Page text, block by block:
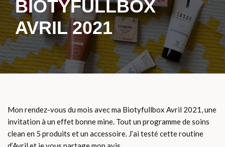
BIOTYFULLBOX
AVRIL 2021
Mon rendez-vous du mois avec ma Biotyfullbox Avril 2021, une
invitation à un effet bonne mine. Tout un programme de soins
clean en 5 produits et un accessoire. J’ai testé cette routine